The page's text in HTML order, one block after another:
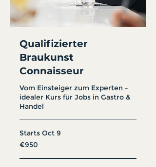
Qualifizierter
Braukunst
Connaisseur
Vom Einsteiger zum Experten -
idealer Kurs für Jobs in Gastro &
Handel
Starts Oct 9
950
euros
€950